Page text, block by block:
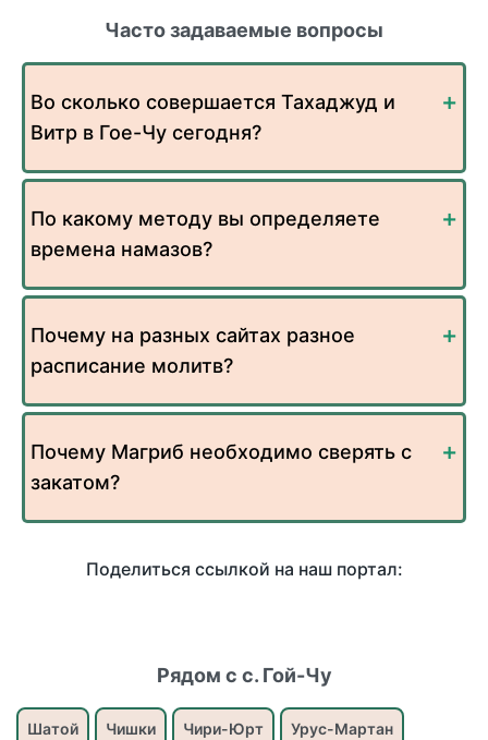
Часто задаваемые вопросы
Во сколько совершается Тахаджуд и
Витр в Гое-Чу сегодня?
По какому методу вы определяете
времена намазов?
Почему на разных сайтах разное
расписание молитв?
Почему Магриб необходимо сверять с
закатом?
Поделиться ссылкой на наш портал:
Рядом с с. Гой-Чу
Шатой Чишки Чири-Юрт Урус-Мартан